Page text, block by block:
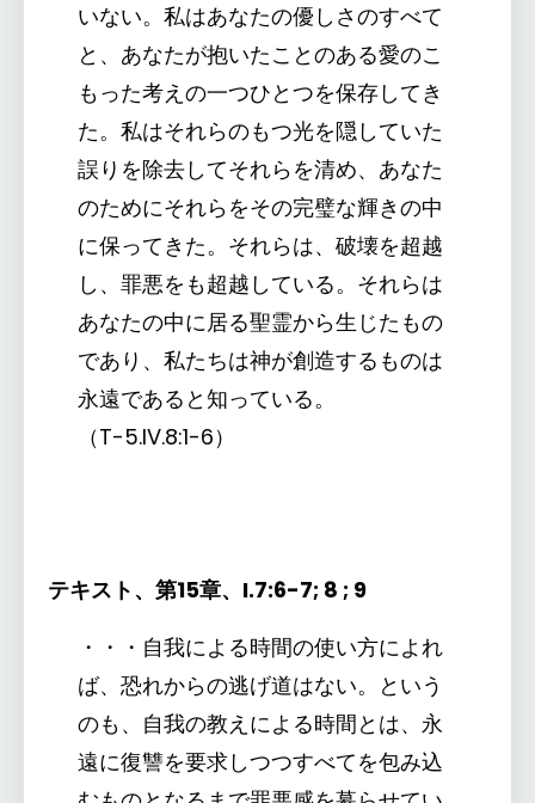
いない。私はあなたの優しさのすべて
と、あなたが抱いたことのある愛のこ
もった考えの一つひとつを保存してき
た。私はそれらのもつ光を隠していた
誤りを除去してそれらを清め、あなた
のためにそれらをその完璧な輝きの中
に保ってきた。それらは、破壊を超越
し、罪悪をも超越している。それらは
あなたの中に居る聖霊から生じたもの
であり、私たちは神が創造するものは
永遠であると知っている。
（T-5.IV.8:1-6）
テキスト、第15章、I.7:6-7; 8 ; 9
・・・自我による時間の使い方によれ
ば、恐れからの逃げ道はない。という
のも、自我の教えによる時間とは、永
遠に復讐を要求しつつすべてを包み込